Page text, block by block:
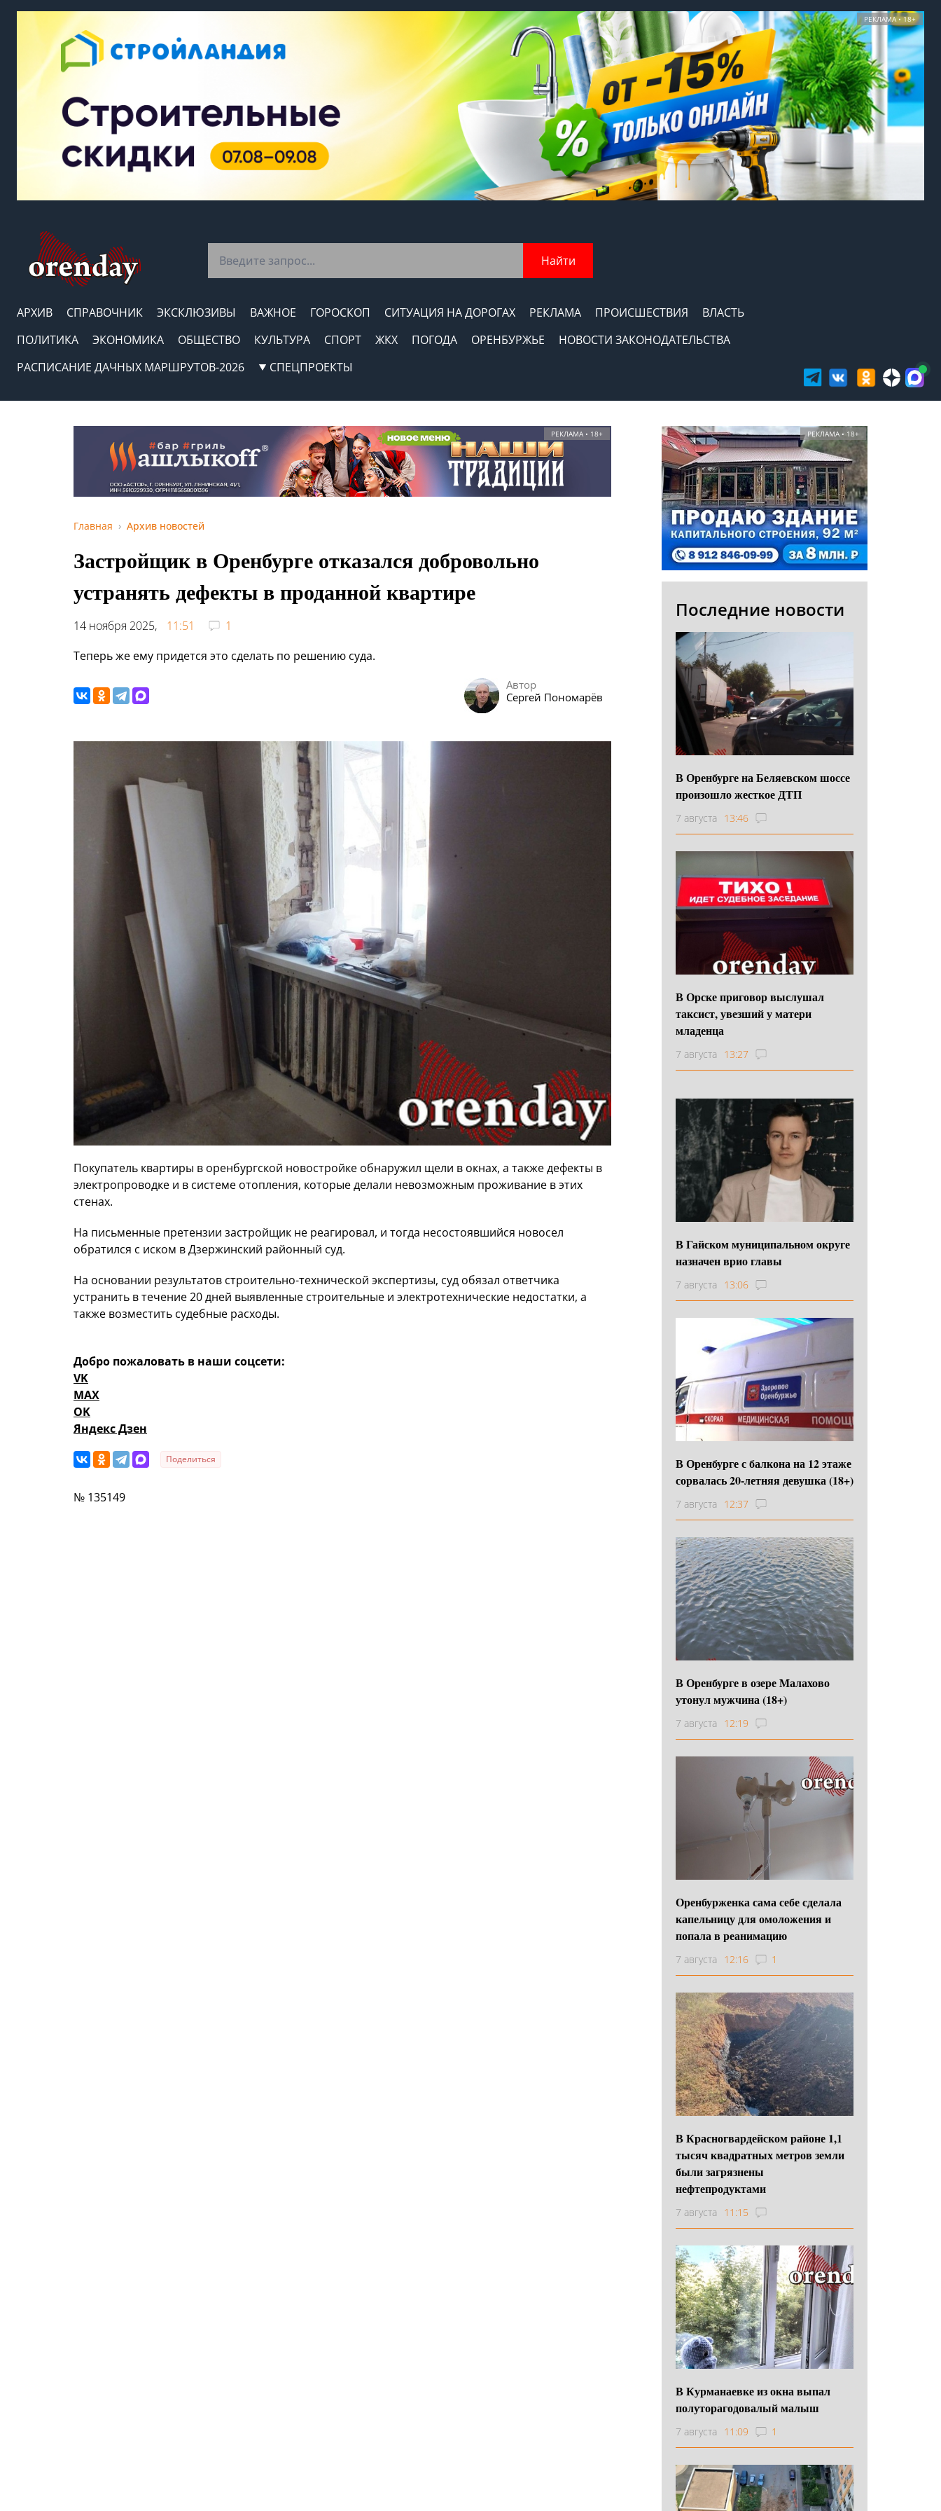
РЕКЛАМА • 18+
Найти
АРХИВ СПРАВОЧНИК ЭКСКЛЮЗИВЫ ВАЖНОЕ ГОРОСКОП СИТУАЦИЯ НА ДОРОГАХ РЕКЛАМА ПРОИСШЕСТВИЯ
ВЛАСТЬ
ПОЛИТИКА
ЭКОНОМИКА ОБЩЕСТВО КУЛЬТУРА СПОРТ ЖКХ ПОГОДА ОРЕНБУРЖЬЕ
НОВОСТИ ЗАКОНОДАТЕЛЬСТВА
РАСПИСАНИЕ ДАЧНЫХ МАРШРУТОВ-2026
СПЕЦПРОЕКТЫ
РЕКЛАМА • 18+
Главная Архив новостей
Застройщик в Оренбурге отказался добровольно
устранять дефекты в проданной квартире
14 ноября 2025, 11:51
1
Теперь же ему придется это сделать по решению суда.
Автор
Сергей Пономарёв
Покупатель квартиры в оренбургской новостройке обнаружил щели в окнах, а также дефекты в
электропроводке и в системе отопления, которые делали невозможным проживание в этих
стенах.
На письменные претензии застройщик не реагировал, и тогда несостоявшийся новосел
обратился с иском в Дзержинский районный суд.
На основании результатов строительно-технической экспертизы, суд обязал ответчика
устранить в течение 20 дней выявленные строительные и электротехнические недостатки, а
также возместить судебные расходы.
Добро пожаловать в наши соцсети:
VK
MAX
OK
Яндекс Дзен
Поделиться
№ 135149
РЕКЛАМА • 18+
Последние новости
В Оренбурге на Беляевском шоссе
произошло жесткое ДТП
7 августа 13:46
В Орске приговор выслушал
таксист, увезший у матери
младенца
7 августа 13:27
В Гайском муниципальном округе
назначен врио главы
7 августа 13:06
В Оренбурге с балкона на 12 этаже
сорвалась 20-летняя девушка (18+)
7 августа 12:37
В Оренбурге в озере Малахово
утонул мужчина (18+)
7 августа 12:19
Оренбурженка сама себе сделала
капельницу для омоложения и
попала в реанимацию
7 августа 12:16 1
В Красногвардейском районе 1,1
тысяч квадратных метров земли
были загрязнены
нефтепродуктами
7 августа 11:15
В Курманаевке из окна выпал
полуторагодовалый малыш
7 августа 11:09 1